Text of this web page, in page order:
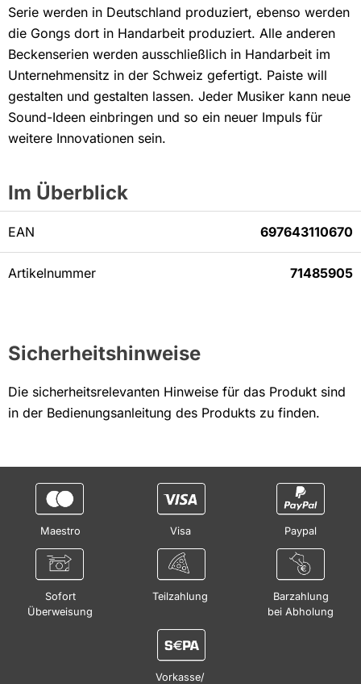
Serie werden in Deutschland produziert, ebenso werden
die Gongs dort in Handarbeit produziert. Alle anderen
Beckenserien werden ausschließlich in Handarbeit im
Unternehmensitz in der Schweiz gefertigt. Paiste will
gestalten und gestalten lassen. Jeder Musiker kann neue
Sound-Ideen einbringen und so ein neuer Impuls für
weitere Innovationen sein.
Im Überblick
EAN 697643110670
Artikelnummer 71485905
Sicherheitshinweise
Die sicherheitsrelevanten Hinweise für das Produkt sind
in der Bedienungsanleitung des Produkts zu finden.
Maestro Visa Paypal
Sofort
Überweisung
Teilzahlung
Barzahlung
bei Abholung
Vorkasse/